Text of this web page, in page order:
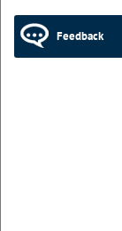
Feedback